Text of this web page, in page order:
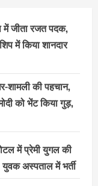
में जीता रजत पदक,
में किया शानदार
शामली की पहचान,
को भेंट किया गुड़,
में प्रेमी युगल की
युवक अस्पताल में भर्ती